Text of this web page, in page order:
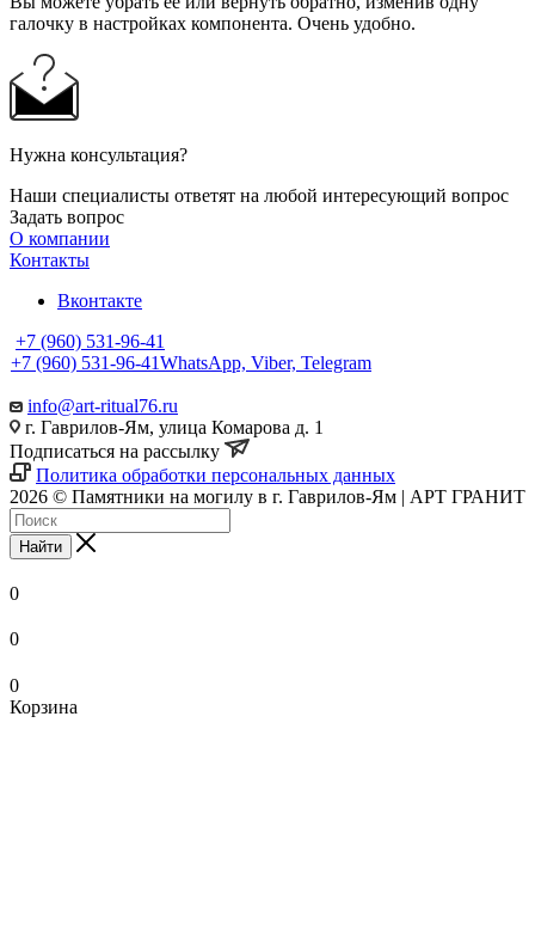
галочку в настройках компонента. Очень удобно.
Нужна консультация?
Наши специалисты ответят на любой интересующий вопрос
Задать вопрос
О компании
Контакты
Вконтакте
+7 (960) 531-96-41
+7 (960) 531-96-41WhatsApp, Viber, Telegram
info@art-ritual76.ru
г. Гаврилов-Ям, улица Комарова д. 1
Подписаться на рассылку
Политика обработки персональных данных
2026 © Памятники на могилу в г. Гаврилов-Ям | АРТ ГРАНИТ
Найти
0
0
0
Корзина